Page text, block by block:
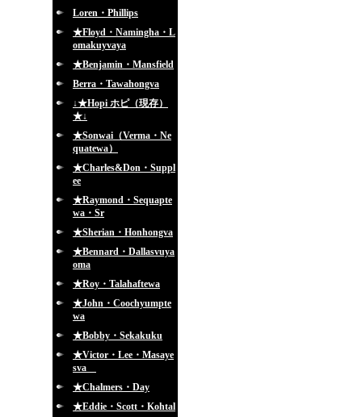
Loren・Phillips
★Floyd・Namingha・L
omakuyvaya
★Benjamin・Mansfield
Berra・Tawahongva
↓★Hopi ホピ（現存）
★↓
★Sonwai（Verma・Ne
quatewa）
★Charles&Don・Suppl
ee
★Raymond・Sequapte
wa・Sr
★Sherian・Honhongva
★Bennard・Dallasvuya
oma
★Roy・Talahaftewa
★John・Coochyumpte
wa
★Bobby・Sekakuku
★Victor・Lee・Masaye
sva
★Chalmers・Day
★Eddie・Scott・Kohtal